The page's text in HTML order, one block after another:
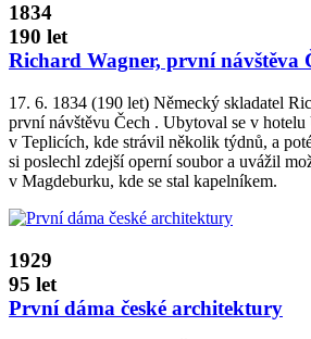
1834
190 let
Richard Wagner, první návštěva
17. 6. 1834 (190 let) Německý skladatel
první návštěvu Čech . Ubytoval se v
v Teplicích, kde strávil několik týdnů, a
si poslechl zdejší operní soubor a uvážil
v Magdeburku, kde se stal kapelníkem.
1929
95 let
První dáma české architektury